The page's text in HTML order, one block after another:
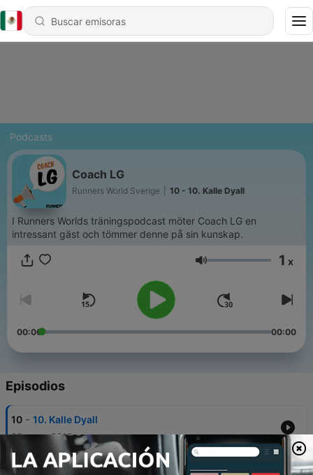
Podcasts
Coach LG
Runners World Sverige 10 - 10. Kalle Dyall
I Runners Worlds träningspodcast möter Coach LG en
intressant gäst och tömmer denne på sin kunskap.
Volumen 1 x
00:00 00:00
Episodios
10 - 10. Kalle Dyall
05 mayo 2019
9 - 9. Martin Enholm